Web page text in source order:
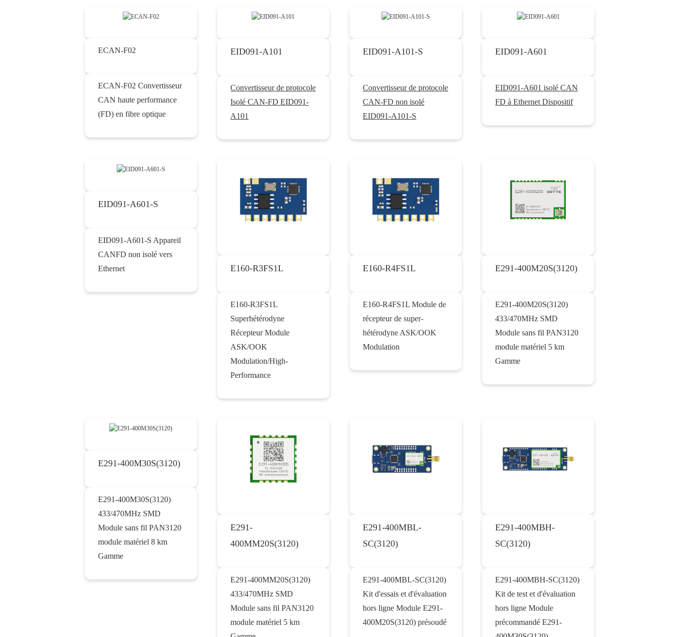
ECAN-F02
ECAN-F02 Convertisseur
CAN haute performance
(FD) en fibre optique
EID091-A101
Convertisseur de protocole
Isolé CAN-FD EID091-
A101
EID091-A101-S
Convertisseur de protocole
CAN-FD non isolé
EID091-A101-S
EID091-A601
EID091-A601 isolé CAN
FD à Ethernet Dispositif
EID091-A601-S
EID091-A601-S Appareil
CANFD non isolé vers
Ethernet
E160-R3FS1L
E160-R3FS1L
Superhétérodyne
Récepteur Module
ASK/OOK
Modulation/High-
Performance
E160-R4FS1L
E160-R4FS1L Module de
récepteur de super-
hétérodyne ASK/OOK
Modulation
E291-400M20S(3120)
E291-400M20S(3120)
433/470MHz SMD
Module sans fil PAN3120
module matériel 5 km
Gamme
E291-400M30S(3120)
E291-400M30S(3120)
433/470MHz SMD
Module sans fil PAN3120
module matériel 8 km
Gamme
E291-
400MM20S(3120)
E291-400MM20S(3120)
433/470MHz SMD
Module sans fil PAN3120
module matériel 5 km
E291-400MBL-
SC(3120)
E291-400MBL-SC(3120)
Kit d'essais et d'évaluation
hors ligne Module E291-
400M20S(3120) présoudé
E291-400MBH-
SC(3120)
E291-400MBH-SC(3120)
Kit de test et d'évaluation
hors ligne Module
précommandé E291-